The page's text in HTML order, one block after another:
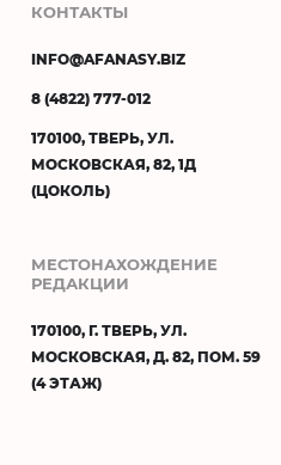
КОНТАКТЫ
INFO@AFANASY.BIZ
8 (4822) 777-012
170100, ТВЕРЬ, УЛ.
МОСКОВСКАЯ, 82, 1Д
(ЦОКОЛЬ)
МЕСТОНАХОЖДЕНИЕ
РЕДАКЦИИ
170100, Г. ТВЕРЬ, УЛ.
МОСКОВСКАЯ, Д. 82, ПОМ. 59
(4 ЭТАЖ)